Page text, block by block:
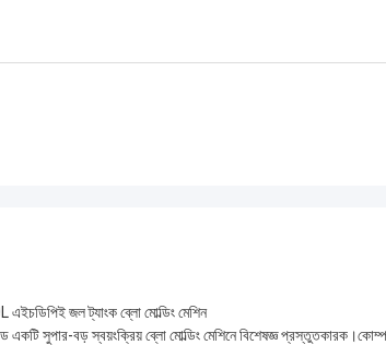
জল ট্যাংক ব্লো মোল্ডিং মেশিন
একটি সুপার-বড় স্বয়ংক্রিয় ব্লো মোল্ডিং মেশিনে বিশেষজ্ঞ